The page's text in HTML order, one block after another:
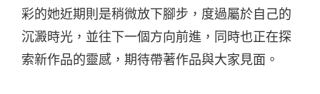
彩的她近期則是稍微放下腳步，度過屬於自己的
沉澱時光，並往下一個方向前進，同時也正在探
索新作品的靈感，期待帶著作品與大家見面。